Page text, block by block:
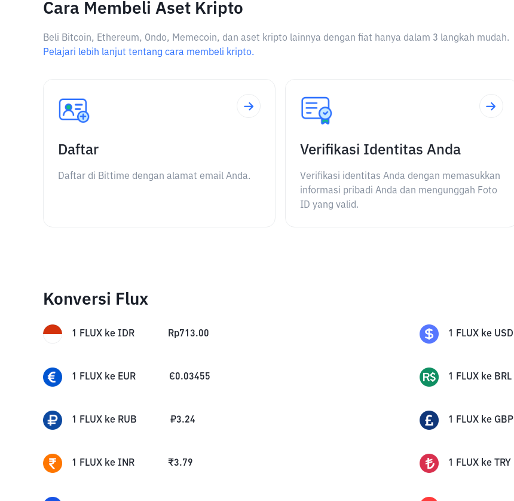
Cara Membeli Aset Kripto
Beli Bitcoin, Ethereum, Ondo, Memecoin, dan aset kripto lainnya dengan fiat hanya dalam 3 langkah mudah.
Pelajari lebih lanjut tentang cara membeli kripto.
Daftar
Daftar di Bittime dengan alamat email Anda.
Verifikasi Identitas Anda
Verifikasi identitas Anda dengan memasukkan
informasi pribadi Anda dan mengunggah Foto
ID yang valid.
Konversi Flux
1 FLUX ke IDR Rp713.00 1 FLUX ke USD
1 FLUX ke EUR €0.03455 1 FLUX ke BRL
1 FLUX ke RUB ₽3.24 1 FLUX ke GBP
1 FLUX ke INR ₹3.79 1 FLUX ke TRY